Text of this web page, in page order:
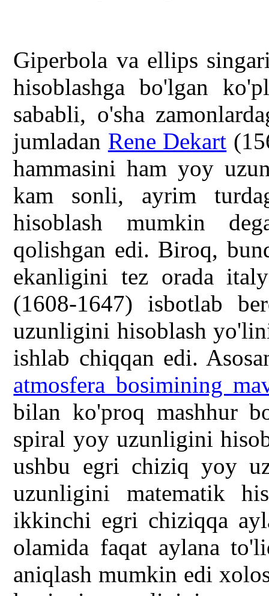
Giperbola va ellips
hisoblashga bo'lgan
sababli, o'sha
jumladan Rene Dekart
hammasini ham yoy
kam sonli, ayrim
hisoblash mumkin
qolishgan edi. Biroq,
ekanligini tez orada
(1608-1647) isbotlab
uzunligini hisoblash
ishlab chiqqan edi.
atmosfera bosimining
bilan ko'proq mashhur
spiral yoy uzunligini
ushbu egri chiziq yoy
uzunligini matematik
ikkinchi egri chiziqqa
olamida faqat aylana
aniqlash mumkin edi